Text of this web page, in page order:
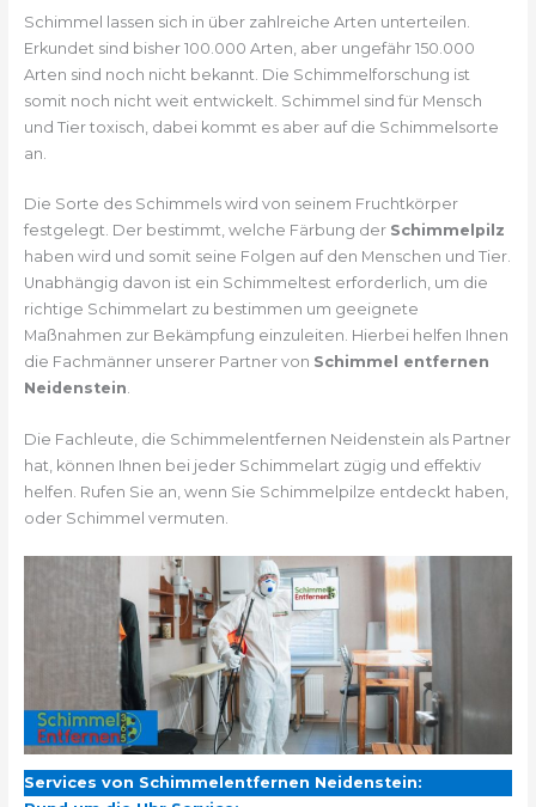
Schimmel lassen sich in über zahlreiche Arten unterteilen.
Erkundet sind bisher 100.000 Arten, aber ungefähr 150.000
Arten sind noch nicht bekannt. Die Schimmelforschung ist
somit noch nicht weit entwickelt. Schimmel sind für Mensch
und Tier toxisch, dabei kommt es aber auf die Schimmelsorte
an.
Die Sorte des Schimmels wird von seinem Fruchtkörper
festgelegt. Der bestimmt, welche Färbung der Schimmelpilz
haben wird und somit seine Folgen auf den Menschen und Tier.
Unabhängig davon ist ein Schimmeltest erforderlich, um die
richtige Schimmelart zu bestimmen um geeignete
Maßnahmen zur Bekämpfung einzuleiten. Hierbei helfen Ihnen
die Fachmänner unserer Partner von Schimmel entfernen
Neidenstein.
Die Fachleute, die Schimmelentfernen Neidenstein als Partner
hat, können Ihnen bei jeder Schimmelart zügig und effektiv
helfen. Rufen Sie an, wenn Sie Schimmelpilze entdeckt haben,
oder Schimmel vermuten.
Services von Schimmelentfernen Neidenstein: